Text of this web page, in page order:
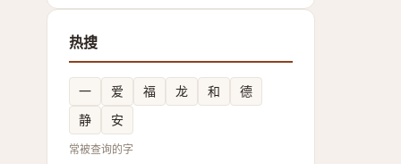
热搜
一 爱 福 龙 和
德
静
安
常被查询的字